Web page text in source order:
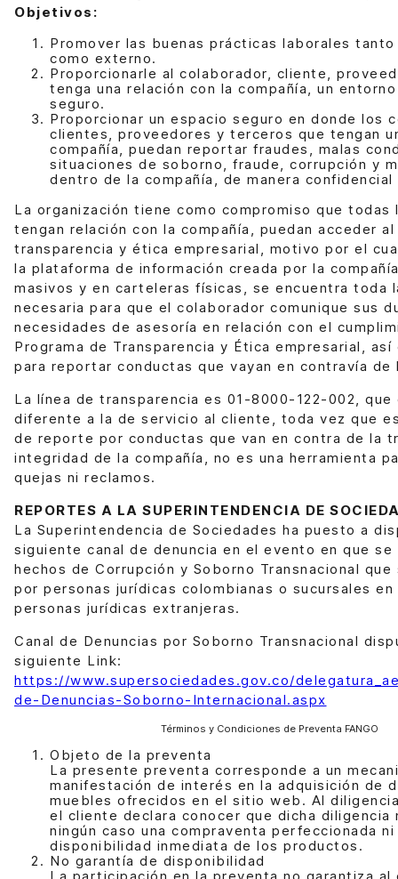
Objetivos:
Promover las buenas prácticas laborales
como externo.
Proporcionarle al colaborador, cliente,
tenga una relación con la compañía, un
seguro.
Proporcionar un espacio seguro en donde los
clientes, proveedores y terceros que tengan
compañía, puedan reportar fraudes, malas
situaciones de soborno, fraude, corrupción y
dentro de la compañía, de manera confidencial
La organización tiene como compromiso que todas
tengan relación con la compañía, puedan acceder
transparencia y ética empresarial, motivo por el
la plataforma de información creada por la
masivos y en carteleras físicas, se encuentra toda
necesaria para que el colaborador comunique sus
necesidades de asesoría en relación con el
Programa de Transparencia y Ética empresarial,
para reportar conductas que vayan en contravía de
La línea de transparencia es 01-8000-122-002, que
diferente a la de servicio al cliente, toda vez que
de reporte por conductas que van en contra de la
integridad de la compañía, no es una herramienta
quejas ni reclamos.
REPORTES A LA SUPERINTENDENCIA DE
La Superintendencia de Sociedades ha puesto a
siguiente canal de denuncia en el evento en que
hechos de Corrupción y Soborno Transnacional
por personas jurídicas colombianas o sucursales
personas jurídicas extranjeras.
Canal de Denuncias por Soborno Transnacional
siguiente Link:
https://www.supersociedades.gov.co/
de-Denuncias-Soborno-Internacional.aspx
Términos y Condiciones de Preventa FANGO
Objeto de la preventa
La presente preventa corresponde a un
manifestación de interés en la adquisición de
muebles ofrecidos en el sitio web. Al
el cliente declara conocer que dicha diligencia
ningún caso una compraventa perfeccionada
disponibilidad inmediata de los productos.
No garantía de disponibilidad